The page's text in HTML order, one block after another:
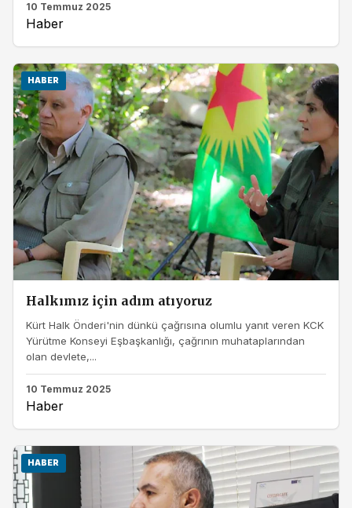
10 Temmuz 2025
Haber
HABER
Halkımız için adım atıyoruz
Kürt Halk Önderi'nin dünkü çağrısına olumlu yanıt veren KCK
Yürütme Konseyi Eşbaşkanlığı, çağrının muhataplarından
olan devlete,...
10 Temmuz 2025
Haber
HABER